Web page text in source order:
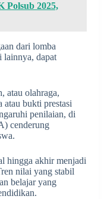
Polsub 2025,
dari lomba
lainnya, dapat
atau olahraga,
bukti prestasi
penilaian, di
cenderung
hingga akhir menjadi
nilai yang stabil
belajar yang